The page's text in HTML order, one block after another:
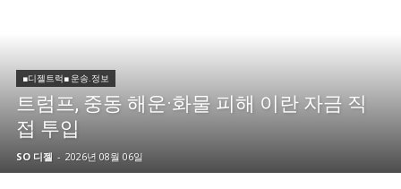
■디젤트럭■ 운송.정보
트럼프, 중동 해운·화물 피해 이란 자금 직
접 투입
SO 디젤 - 2026년 08월 06일